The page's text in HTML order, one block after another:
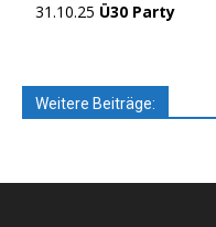
31.10.25 Ü30 Party
Weitere Beiträge: